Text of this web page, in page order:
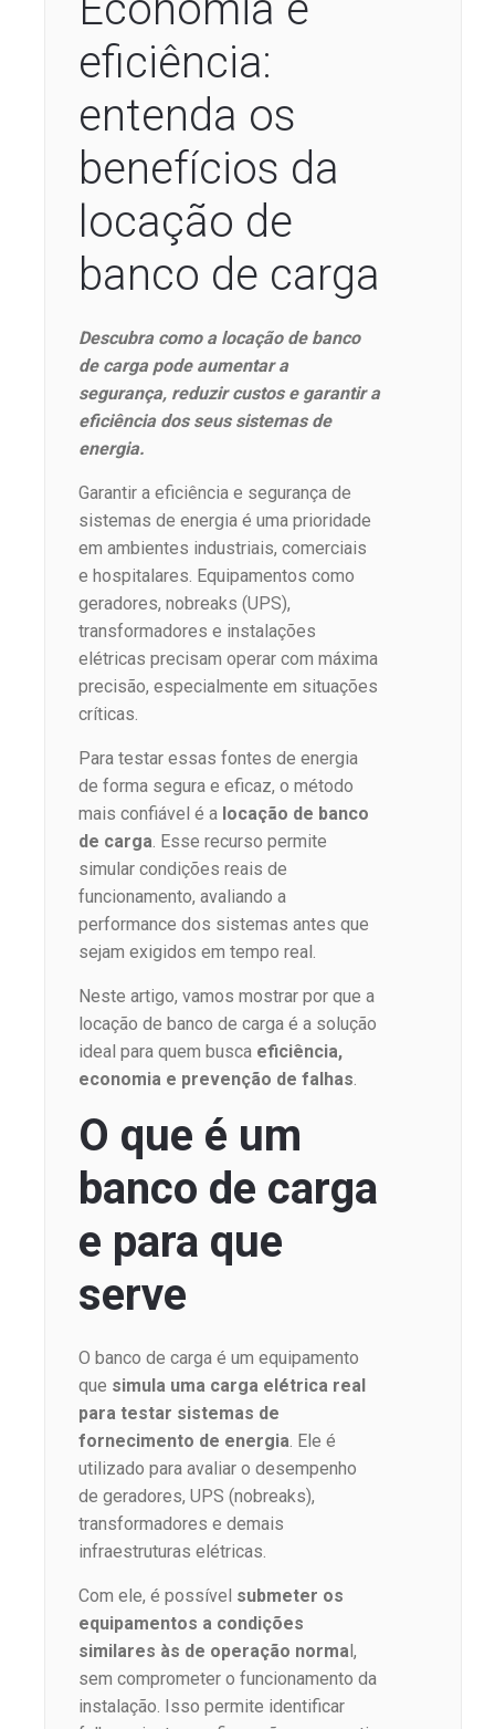
eficiência:
entenda os
benefícios da
locação de
banco de carga
Descubra como a locação de banco
de carga pode aumentar a
segurança, reduzir custos e garantir a
eficiência dos seus sistemas de
energia.
Garantir a eficiência e segurança de
sistemas de energia é uma prioridade
em ambientes industriais, comerciais
e hospitalares. Equipamentos como
geradores, nobreaks (UPS),
transformadores e instalações
elétricas precisam operar com máxima
precisão, especialmente em situações
críticas.
Para testar essas fontes de energia
de forma segura e eficaz, o método
mais confiável é a locação de banco
de carga . Esse recurso permite
simular condições reais de
funcionamento, avaliando a
performance dos sistemas antes que
sejam exigidos em tempo real.
Neste artigo, vamos mostrar por que a
locação de banco de carga é a solução
ideal para quem busca eficiência,
economia e prevenção de falhas
O que é um
banco de carga
e para que
serve
O banco de carga é um equipamento
que simula uma carga elétrica real
para testar sistemas de
fornecimento de energia . Ele é
utilizado para avaliar o desempenho
de geradores, UPS (nobreaks),
transformadores e demais
infraestruturas elétricas.
Com ele, é possível submeter os
equipamentos a condições
similares às de operação normal,
sem comprometer o funcionamento da
instalação. Isso permite identificar